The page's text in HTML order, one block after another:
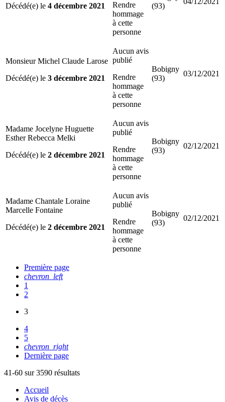
Décédé(e) le 4 décembre 2021
Rendre
hommage
à cette
personne
(93)
Monsieur Michel Claude Larose
Décédé(e) le 3 décembre 2021
Aucun avis
publié
Rendre
hommage
à cette
personne
Bobigny
(93)
03/12/2021
Madame Jocelyne Huguette
Esther Rebecca Melki
Décédé(e) le 2 décembre 2021
Aucun avis
publié
Rendre
hommage
à cette
personne
Bobigny
(93)
02/12/2021
Madame Chantale Loraine
Marcelle Fontaine
Décédé(e) le 2 décembre 2021
Aucun avis
publié
Rendre
hommage
à cette
personne
Bobigny
(93)
02/12/2021
Première page
chevron_left
1
2
3
4
5
chevron_right
Dernière page
41-60 sur 3590 résultats
Accueil
Avis de décès